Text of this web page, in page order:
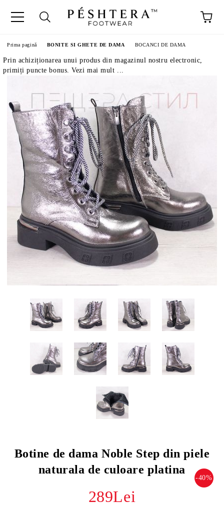
Prima pagină BONITE SI GHETE DE DAMA BOCANCI DE DAMA
Prin achiziționarea unui produs din magazinul nostru electronic,
primiți puncte bonus. Vezi mai mult ...
Botine de dama Noble Step din piele
naturala de culoare platina
-40%
289Lei